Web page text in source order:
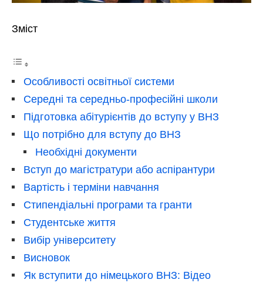
Зміст
Особливості освітньої системи
Середні та середньо-професійні школи
Підготовка абітурієнтів до вступу у ВНЗ
Що потрібно для вступу до ВНЗ
Необхідні документи
Вступ до магістратури або аспірантури
Вартість і терміни навчання
Стипендіальні програми та гранти
Студентське життя
Вибір університету
Висновок
Як вступити до німецького ВНЗ: Відео